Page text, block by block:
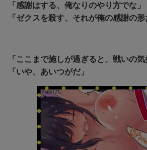
「感謝はする、俺なりのやり方でな」
「 ゼクスを殺す、それが俺の感謝の形
「ここまで施しが過ぎると、戦いの気
「いや、あいつがだ」